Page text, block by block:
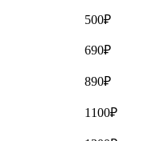
500₽
690₽
890₽
1100₽